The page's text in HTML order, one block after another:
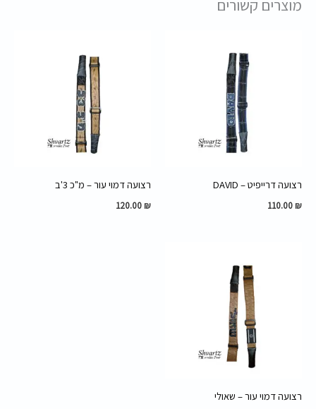
מוצרים קשורים
רצועה דרייפיט – DAVID
110.00 ₪
רצועה דמוי עור – מ"כ 3'ב
120.00 ₪
רצועה דמוי עור – שאולי